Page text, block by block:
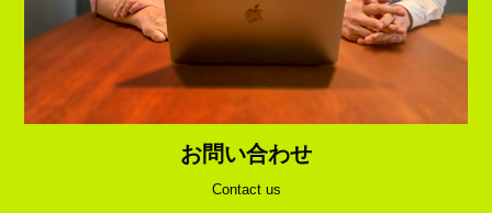
お問い合わせ
Contact us